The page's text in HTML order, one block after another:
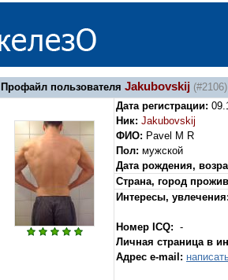
Профайл пользователя Jakubovskij (#2106)
Дата регистрации:
Ник: Jakubovskij
ФИО: Pavel M R
Пол: мужской
Дата рождения,
Страна, город
Интересы,
Номер ICQ: -
Личная страница в
Адрес e-mail: